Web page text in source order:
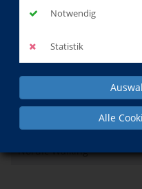
Notwendig
Statistik
Alle
Kurse
Nordic Walking